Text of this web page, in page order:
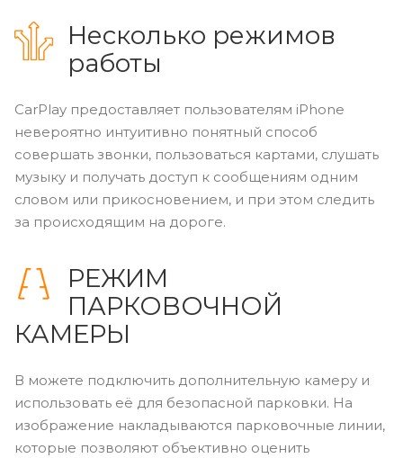
Несколько режимов
работы
CarPlay предоставляет пользователям iPhone
невероятно интуитивно понятный способ
совершать звонки, пользоваться картами, слушать
музыку и получать доступ к сообщениям одним
словом или прикосновением, и при этом следить
за происходящим на дороге.
РЕЖИМ
ПАРКОВОЧНОЙ
КАМЕРЫ
В можете подключить дополнительную камеру и
использовать её для безопасной парковки. На
изображение накладываются парковочные линии,
которые позволяют объективно оценить